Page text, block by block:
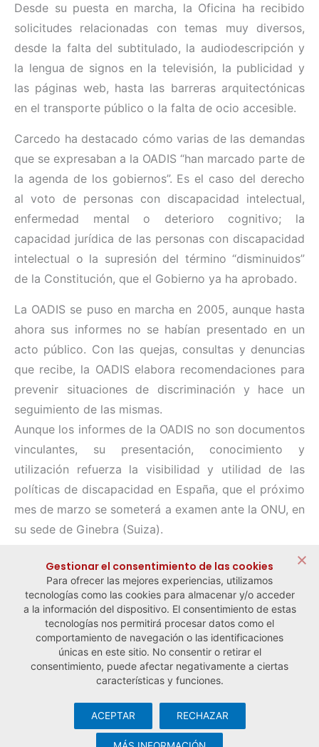
Desde su puesta en marcha, la Oficina ha recibido
solicitudes relacionadas con temas muy diversos,
desde la falta del subtitulado, la audiodescripción y
la lengua de signos en la televisión, la publicidad y
las páginas web, hasta las barreras arquitectónicas
en el transporte público o la falta de ocio accesible.
Carcedo ha destacado cómo varias de las demandas
que se expresaban a la OADIS “han marcado parte de
la agenda de los gobiernos”. Es el caso del derecho
al voto de personas con discapacidad intelectual,
enfermedad mental o deterioro cognitivo; la
capacidad jurídica de las personas con discapacidad
intelectual o la supresión del término “disminuidos”
de la Constitución, que el Gobierno ya ha aprobado.
La OADIS se puso en marcha en 2005, aunque hasta
ahora sus informes no se habían presentado en un
acto público. Con las quejas, consultas y denuncias
que recibe, la OADIS elabora recomendaciones para
prevenir situaciones de discriminación y hace un
seguimiento de las mismas.
Aunque los informes de la OADIS no son documentos
vinculantes, su presentación, conocimiento y
utilización refuerza la visibilidad y utilidad de las
políticas de discapacidad en España, que el próximo
mes de marzo se someterá a examen ante la ONU, en
su sede de Ginebra (Suiza).
← Noticia anterior Noticia siguiente →
© Observatorio Español de la Economía Social y del Trabajo
Aviso legal y política de privacidad
Gestionar el consentimiento de las cookies
Para ofrecer las mejores experiencias, utilizamos
tecnologías como las cookies para almacenar y/o acceder
a la información del dispositivo. El consentimiento de estas
tecnologías nos permitirá procesar datos como el
comportamiento de navegación o las identificaciones
únicas en este sitio. No consentir o retirar el
consentimiento, puede afectar negativamente a ciertas
características y funciones.
ACEPTAR RECHAZAR